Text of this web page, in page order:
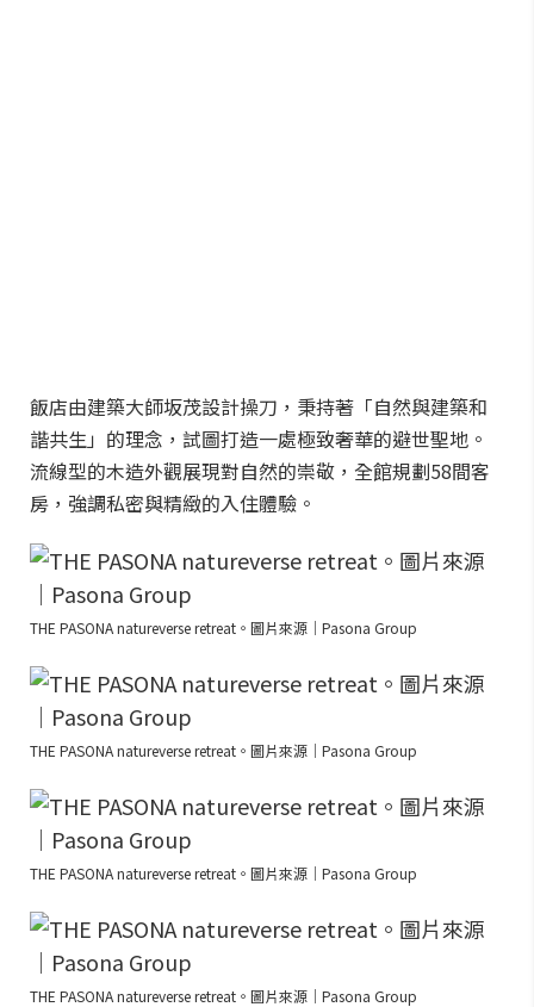
飯店由建築大師坂茂設計操刀，秉持著「自然與建築和
諧共生」的理念，試圖打造一處極致奢華的避世聖地。
流線型的木造外觀展現對自然的崇敬，全館規劃58間客
房，強調私密與精緻的入住體驗。
THE PASONA natureverse retreat。圖片來源｜Pasona Group
THE PASONA natureverse retreat。圖片來源｜Pasona Group
THE PASONA natureverse retreat。圖片來源｜Pasona Group
THE PASONA natureverse retreat。圖片來源｜Pasona Group